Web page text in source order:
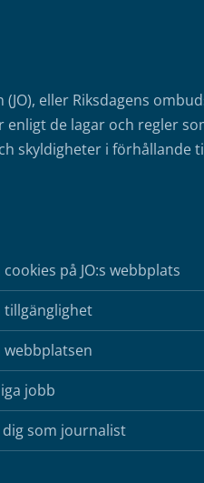
eller Riksdagens
de lagar och regler
skyldigheter i förhållande
cookies på JO:s webbplats
tillgänglighet
webbplatsen
jobb
dig som journalist